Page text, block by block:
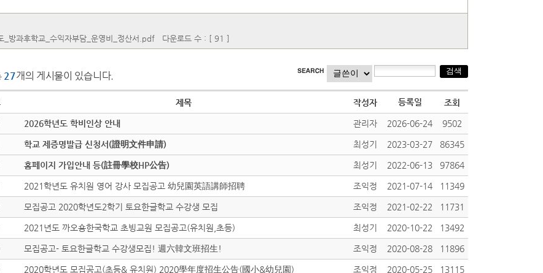
_방과후학교_수익자부담_운영비_정산서.pdf 다운로드 수 : [ 91 ]
27개의 게시물이 있습니다.
제목 작성자 등록일 조회
2026학년도 학비인상 안내 관리자 2026-06-24 9502
학교 제증명발급 신청서(證明文件申請) 최성기 2023-03-27 86345
홈페이지 가입안내 등(註冊學校HP公告) 최성기 2022-06-13 97864
2021학년도 유치원 영어 강사 모집공고 幼兒園英語講師招聘 조익정 2021-07-14 11349
모집공고 2020학년도2학기 토요한글학교 수강생 모집 조익정 2021-02-22 11731
2021년도 까오숑한국학교 초빙교원 모집공고(유치원,초등) 최성기 2020-10-22 13492
모집공고- 토요한글학교 수강생모집! 週六韓文班招生! 조익정 2020-08-28 11896
2020학년도 모집공고(초등& 유치원) 2020學年度招生公告(國小&幼兒園) 조익정 2020-05-25 13115